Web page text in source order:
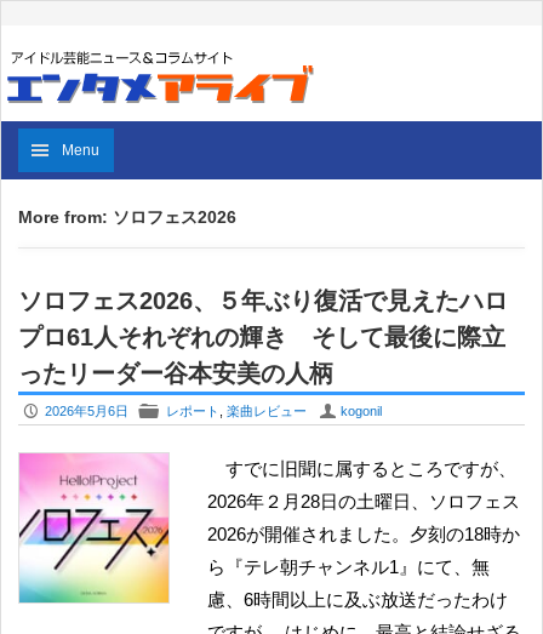
Menu
More from: ソロフェス2026
ソロフェス2026、５年ぶり復活で見えたハロ
プロ61人それぞれの輝き そして最後に際立
ったリーダー谷本安美の人柄
P 2026年5月6日 F レポート 楽曲レビュー U kogonil
すでに旧聞に属するところですが、
2026年２月28日の土曜日、ソロフェス
2026が開催されました。夕刻の18時か
ら『テレ朝チャンネル1』にて、無
慮、6時間以上に及ぶ放送だったわけ